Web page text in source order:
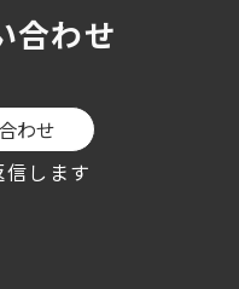
合わせ
わせ
します